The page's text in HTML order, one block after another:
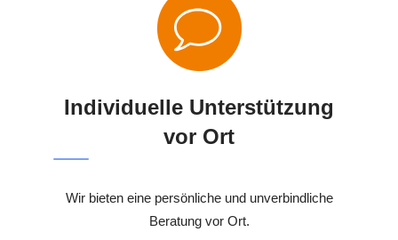
Individuelle Unterstützung
vor Ort
Wir bieten eine persönliche und unverbindliche
Beratung vor Ort.